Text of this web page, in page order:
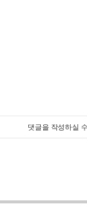
댓글을 작성하실